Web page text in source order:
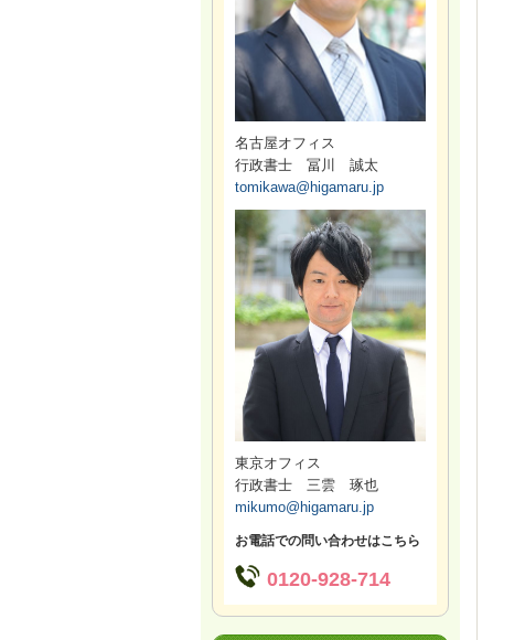
名古屋オフィス
行政書士 冨川 誠太
tomikawa@higamaru.jp
東京オフィス
行政書士 三雲 琢也
mikumo@higamaru.jp
お電話での問い合わせはこちら
0120-928-714